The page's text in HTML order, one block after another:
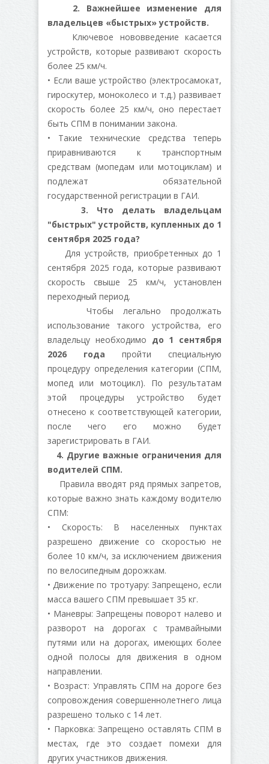
2. Важнейшее изменение для
владельцев «быстрых» устройств.
Ключевое нововведение касается
устройств, которые развивают скорость
более 25 км/ч.
• Если ваше устройство (электросамокат,
гироскутер, моноколесо и т.д.) развивает
скорость более 25 км/ч, оно перестает
быть СПМ в понимании закона.
• Такие технические средства теперь
приравниваются к транспортным
средствам (мопедам или мотоциклам) и
подлежат обязательной
государственной регистрации в ГАИ.
3. Что делать владельцам
"быстрых" устройств, купленных до 1
сентября 2025 года?
Для устройств, приобретенных до 1
сентября 2025 года, которые развивают
скорость свыше 25 км/ч, установлен
переходный период.
Чтобы легально продолжать
использование такого устройства, его
владельцу необходимо до 1 сентября
2026 года пройти специальную
процедуру определения категории (СПМ,
мопед или мотоцикл). По результатам
этой процедуры устройство будет
отнесено к соответствующей категории,
после чего его можно будет
зарегистрировать в ГАИ.
4. Другие важные ограничения для
водителей СПМ.
Правила вводят ряд прямых запретов,
которые важно знать каждому водителю
СПМ:
• Скорость: В населенных пунктах
разрешено движение со скоростью не
более 10 км/ч, за исключением движения
по велосипедным дорожкам.
• Движение по тротуару: Запрещено, если
масса вашего СПМ превышает 35 кг.
• Маневры: Запрещены поворот налево и
разворот на дорогах с трамвайными
путями или на дорогах, имеющих более
одной полосы для движения в одном
направлении.
• Возраст: Управлять СПМ на дороге без
сопровождения совершеннолетнего лица
разрешено только с 14 лет.
• Парковка: Запрещено оставлять СПМ в
местах, где это создает помехи для
других участников движения.